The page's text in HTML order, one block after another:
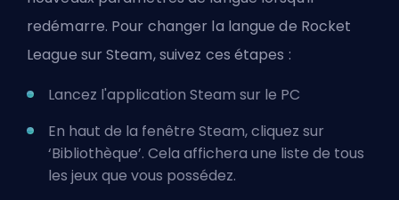
redémarre. Pour changer la langue de Rocket
League sur Steam, suivez ces étapes :
Lancez l'application Steam sur le PC
En haut de la fenêtre Steam, cliquez sur
‘Bibliothèque’. Cela affichera une liste de tous
les jeux que vous possédez.